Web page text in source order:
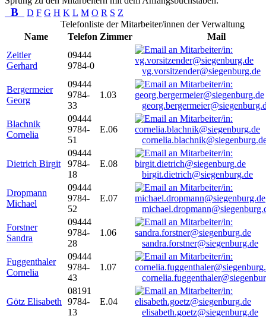
B D F G H K L M O R S Z
Telefonliste der Mitarbeiter/innen der Verwaltung
Name
Telefon Zimmer
Mail
Zeitler
Gerhard
09444
9784-0
vg.vorsitzender@siegenburg.de
Bergermeier
Georg
09444
9784-
33
1.03
Blachnik
Cornelia
09444
9784-
51
E.06
Dietrich Birgit
09444
9784-
18
E.08
birgit.dietrich@siegenburg.de
Dropmann
Michael
09444
9784-
52
E.07
Forstner
Sandra
09444
9784-
28
1.06
sandra.forstner@siegenburg.de
Fuggenthaler
Cornelia
09444
9784-
43
1.07
Götz Elisabeth
08191
9784-
13
E.04
elisabeth.goetz@siegenburg.de